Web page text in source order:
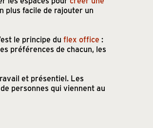
plus facile de rajouter un
le principe du flex office :
préférences de chacun, les
et présentiel. Les
personnes qui viennent au